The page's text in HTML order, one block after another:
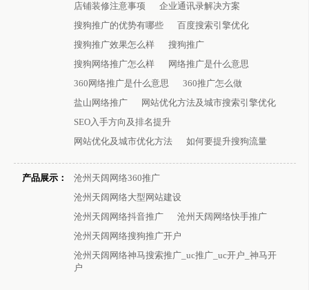
店铺装修注意事项
企业通讯录解决方案
搜狗推广的优势有哪些
百度搜索引擎优化
搜狗推广效果怎么样
搜狗推广
搜狗网络推广怎么样
网络推广是什么意思
360网络推广是什么意思
360推广怎么做
盐山网络推广
网站优化方法及城市搜索引擎优化
SEO入手方向及排名提升
网站优化及城市优化方法
如何要提升搜狗流量
产品展示：
沧州天阔网络360推广
沧州天阔网络大型网站建设
沧州天阔网络抖音推广
沧州天阔网络快手推广
沧州天阔网络搜狗推广开户
沧州天阔网络神马搜索推广_uc推广_uc开户_神马开
户